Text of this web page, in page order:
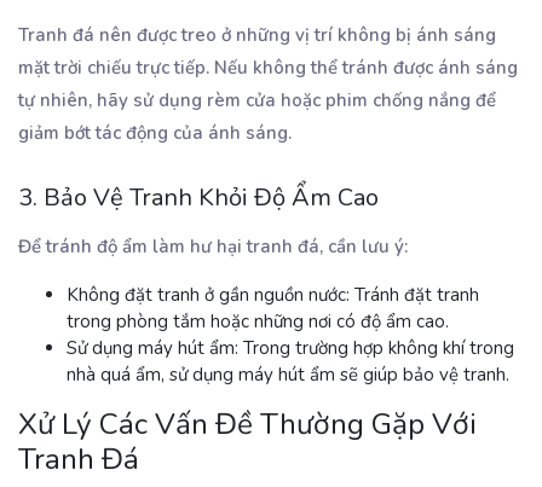
Tranh đá nên được treo ở những vị trí không bị ánh sáng
mặt trời chiếu trực tiếp. Nếu không thể tránh được ánh sáng
tự nhiên, hãy sử dụng rèm cửa hoặc phim chống nắng để
giảm bớt tác động của ánh sáng.
3. Bảo Vệ Tranh Khỏi Độ Ẩm Cao
Để tránh độ ẩm làm hư hại tranh đá, cần lưu ý:
Không đặt tranh ở gần nguồn nước: Tránh đặt tranh
trong phòng tắm hoặc những nơi có độ ẩm cao.
Sử dụng máy hút ẩm: Trong trường hợp không khí trong
nhà quá ẩm, sử dụng máy hút ẩm sẽ giúp bảo vệ tranh.
Xử Lý Các Vấn Đề Thường Gặp Với
Tranh Đá